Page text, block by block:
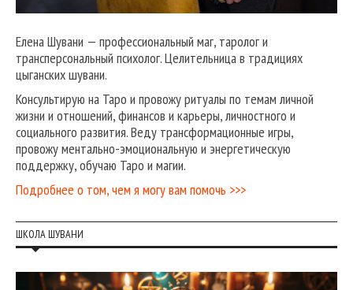
Елена Шувани — профессиональный маг, таролог и
трансперсональный психолог. Целительница в традициях
цыганских шувани.
Консультирую на Таро и провожу ритуалы по темам личной
жизни и отношений, финансов и карьеры, личностного и
социального развития. Веду трансформационные игры,
провожу ментально-эмоциональную и энергетическую
поддержку, обучаю Таро и магии.
Подробнее о том, чем я могу вам помочь >>>
ШКОЛА ШУВАНИ